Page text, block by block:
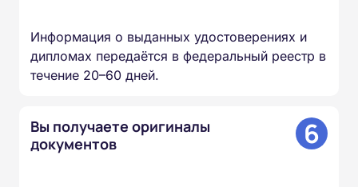
Информация о выданных удостоверениях и
дипломах передаётся в федеральный реестр в
течение 20–60 дней.
Вы получаете оригиналы
документов
6